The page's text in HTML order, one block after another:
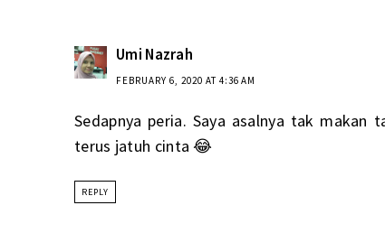
Umi Nazrah
FEBRUARY 6, 2020 AT 4:36 AM
Sedapnya peria. Saya asalnya tak
terus jatuh cinta 😂
REPLY